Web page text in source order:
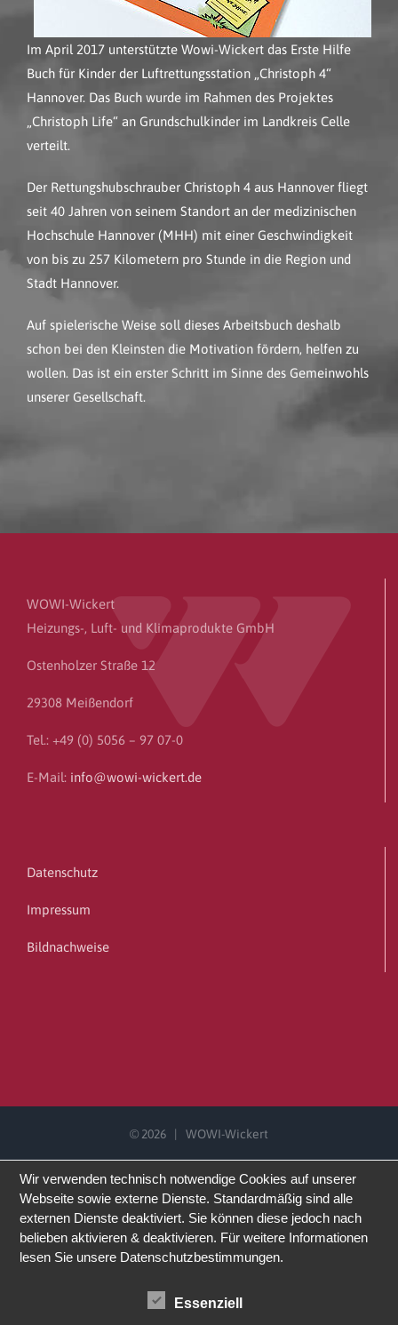
Im April 2017 unterstützte Wowi-Wickert das Erste Hilfe
Buch für Kinder der Luftrettungsstation „Christoph 4“
Hannover. Das Buch wurde im Rahmen des Projektes
„Christoph Life“ an Grundschulkinder im Landkreis Celle
verteilt.
Der Rettungshubschrauber Christoph 4 aus Hannover fliegt
seit 40 Jahren von seinem Standort an der medizinischen
Hochschule Hannover (MHH) mit einer Geschwindigkeit
von bis zu 257 Kilometern pro Stunde in die Region und
Stadt Hannover.
Auf spielerische Weise soll dieses Arbeitsbuch deshalb
schon bei den Kleinsten die Motivation fördern, helfen zu
wollen. Das ist ein erster Schritt im Sinne des Gemeinwohls
unserer Gesellschaft.
WOWI-Wickert
Heizungs-, Luft- und Klimaprodukte GmbH
Ostenholzer Straße 12
29308 Meißendorf
Tel.: +49 (0) 5056 – 97 07-0
E-Mail: info@wowi-wickert.de
Datenschutz
Impressum
Bildnachweise
© 2026 | WOWI-Wickert
Wir verwenden technisch notwendige Cookies auf unserer
Webseite sowie externe Dienste. Standardmäßig sind alle
externen Dienste deaktiviert. Sie können diese jedoch nach
belieben aktivieren & deaktivieren. Für weitere Informationen
lesen Sie unsere Datenschutzbestimmungen.
Essenziell